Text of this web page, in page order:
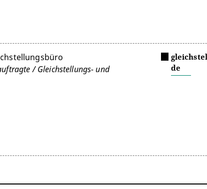
/ Gleichstellungs- und
de